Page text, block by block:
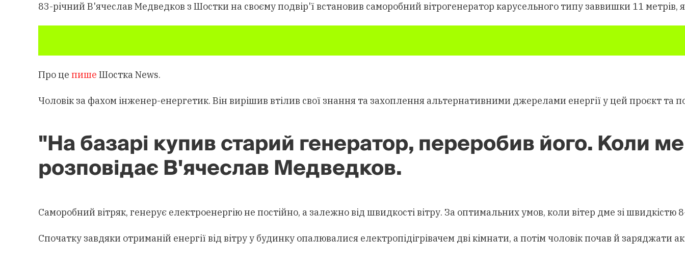
83-річний В'ячеслав Медведков з Шостки на своєму подвір'ї встановив саморобний вітрогенератор карусельного типу заввишки 11
Про це пише Шостка News.
Чоловік за фахом інженер-енергетик. Він вирішив втілив свої знання та захоплення альтернативними джерелами енергії у цей проєкт
"На базарі купив старий генератор, переробив його. Коли
розповідає В'ячеслав Медведков.
Саморобний вітряк, генерує електроенергію не постійно, а залежно від швидкості вітру. За оптимальних умов, коли вітер дме зі
Спочатку завдяки отриманій енергії від вітру у будинку опалювалися електропідігрівачем дві кімнати, а потім чоловік почав й заряджати